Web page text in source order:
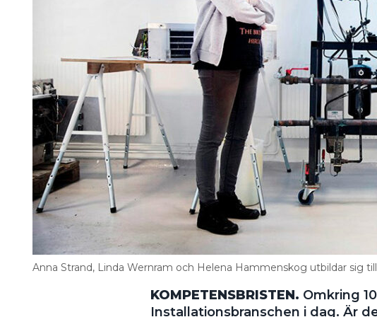
Anna Strand, Linda Wernram och Helena Hammenskog utbildar sig
KOMPETENSBRISTEN. Omkring
Installationsbranschen i dag. Är